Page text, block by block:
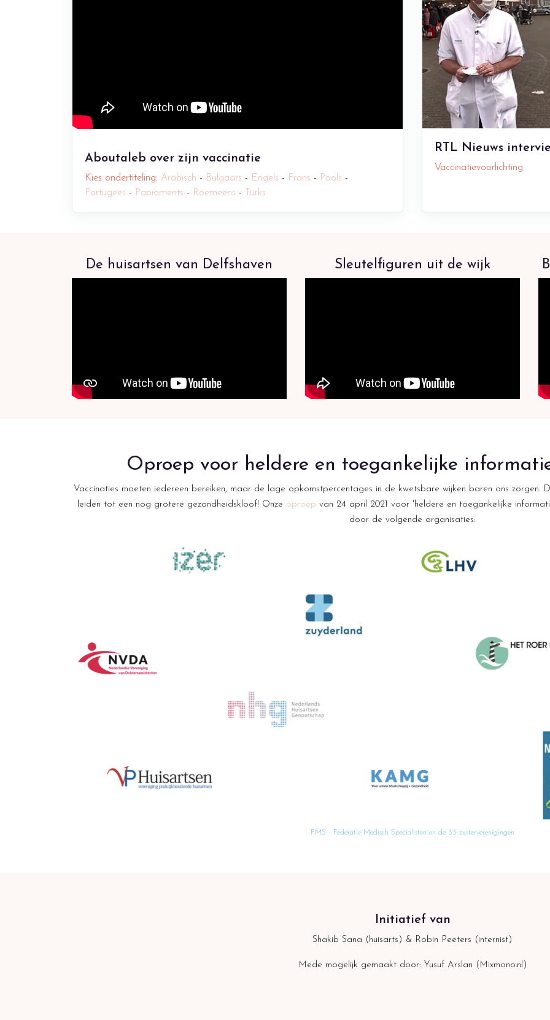
Aboutaleb over zijn vaccinatie
Kies ondertiteling: Arabisch - Bulgaars - Engels - Frans - Pools -
Portugees - Papiaments - Roemeens - Turks
RTL Nieuws
Vaccinatievoorlichting
De huisartsen van Delfshaven Sleutelfiguren uit de wijk
Oproep voor heldere en toegankelijke
Vaccinaties moeten iedereen bereiken, maar de lage opkomstpercentages in de kwetsbare wijken baren ons
leiden tot een nog grotere gezondheidskloof! Onze oproep van 24 april 2021 voor 'heldere en toegankelijke
door de volgende organisaties:
FMS - Federatie Medisch Specialisten en de 33 zusterverenigingen
Initiatief van
Shakib Sana (huisarts) & Robin Peeters (internist)
Mede mogelijk gemaakt door: Yusuf Arslan (Mixmono.nl)